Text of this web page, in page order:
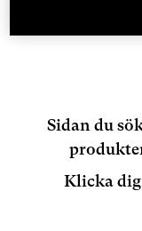
Sidan du
Klicka